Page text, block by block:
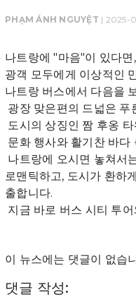
PHẠM ÁNH NGUYỆT | 2025-
나트랑에 "마음"이 있다
광객 모두에게 이상적인
나트랑 버스에서 다음을
광장 맞은편의 드넓은 푸
도시의 상징인 짬 후옹 타
문화 행사와 활기찬 바다
나트랑에 오시면 놓쳐서
로맨틱하고, 도시가 환하
출합니다.
지금 바로 버스 시티 투
이 뉴스에는 댓글이 없습
댓글 작성: